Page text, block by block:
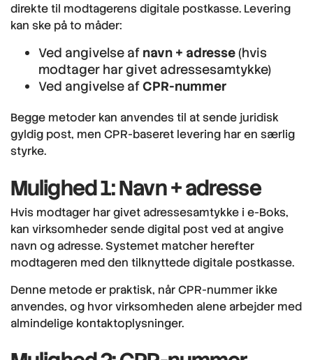
direkte til modtagerens digitale postkasse. Levering
kan ske på to måder:
Ved angivelse af navn + adresse(hvis
modtager har givet adressesamtykke)
Ved angivelse afCPR-nummer
Begge metoder kan anvendes til at sende juridisk
gyldig post, men CPR-baseret levering har en særlig
styrke.
Mulighed 1: Navn + adresse
Hvis modtager har givet adressesamtykke i e-Boks,
kan virksomheder sende digital post ved at angive
navn og adresse. Systemet matcher herefter
modtageren med den tilknyttede digitale postkasse.
Denne metode er praktisk, når CPR-nummer ikke
anvendes, og hvor virksomheden alene arbejder med
almindelige kontaktoplysninger.